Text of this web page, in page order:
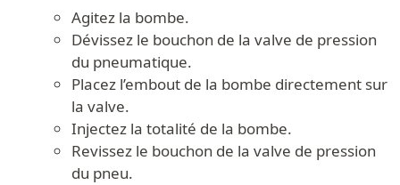
Agitez la bombe.
Dévissez le bouchon de la valve de pression
du pneumatique.
Placez l’embout de la bombe directement sur
la valve.
Injectez la totalité de la bombe.
Revissez le bouchon de la valve de pression
du pneu.